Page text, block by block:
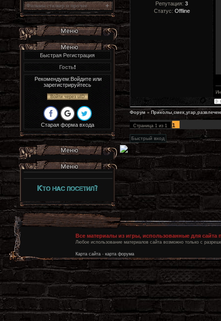
Фильмы сталкер и прочее
Быстрая Регистрация
Гость!
Рекомендуем:Войдите или
зарегистрируйтесь
Войти через uID
Старая форма входа
Репутация: 3
Статус: Offline
Форум »
Страница 1 из 1 1
Все материалы из игры, использованные для сайта
Любое использование материалов сайта возможно только с
Карта сайта - карта форума